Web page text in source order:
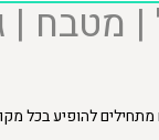
מטבח |
להופיע בכל